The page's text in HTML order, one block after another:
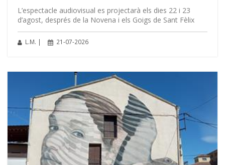
L’espectacle audiovisual es projectarà els dies 22 i 23
d’agost, després de la Novena i els Goigs de Sant Fèlix
L.M. | 21-07-2026